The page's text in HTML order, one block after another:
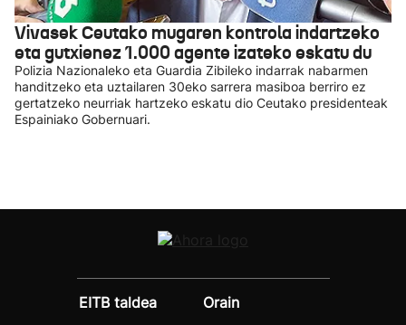
Vivasek Ceutako mugaren kontrola indartzeko
eta gutxienez 1.000 agente izateko eskatu du
Polizia Nazionaleko eta Guardia Zibileko indarrak nabarmen
handitzeko eta uztailaren 30eko sarrera masiboa berriro ez
gertatzeko neurriak hartzeko eskatu dio Ceutako presidenteak
Espainiako Gobernuari.
EITB taldea
Orain